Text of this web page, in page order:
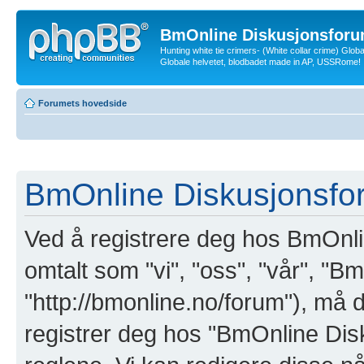
BmOnline
Hunting white tie crimers- (White collar crime)
Globale helvetet, blodbadet made in AP, USSRome!
Forumets hovedside
BmOnline
Ved å registrere deg hos
omtalt som "vi", "oss", "vår",
"http://bmonline.no/forum"), må
registrer deg hos "BmOnline